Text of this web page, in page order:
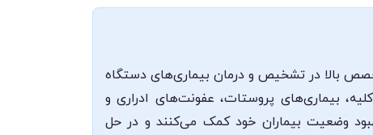
بالا در تشخیص و درمان بیماری‌های دستگاه
بیماری‌های پروستات، عفونت‌های ادراری و
وضعیت بیماران خود کمک می‌کنند و در حل